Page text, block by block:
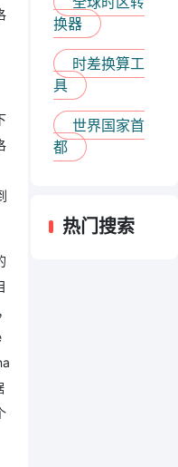
换器
时差换算工
具
世界国家首
都
热门搜索